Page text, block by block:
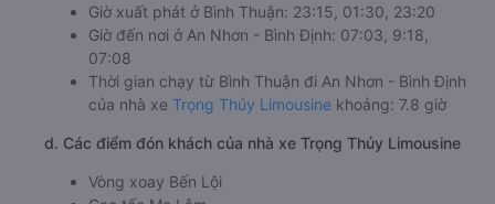
Giờ xuất phát ở Bình Thuận: 23:15, 01:30, 23:20
Giờ đến nơi ở An Nhơn - Bình Định: 07:03, 9:18,
07:08
Thời gian chạy từ Bình Thuận đi An Nhơn - Bình Định
của nhà xe Trọng Thủy Limousine khoảng: 7.8 giờ
d. Các điểm đón khách của nhà xe Trọng Thủy Limousine
Vòng xoay Bến Lội